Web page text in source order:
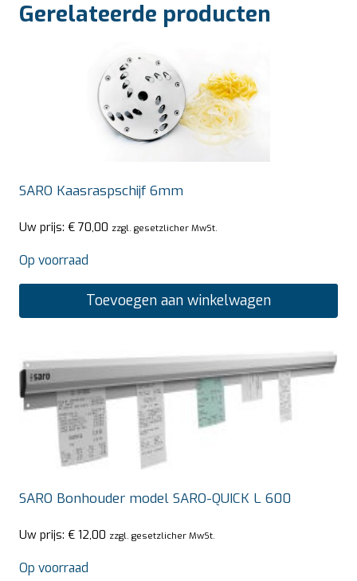
Gerelateerde producten
SARO Kaasraspschijf 6mm
Uw prijs: € 70,00 zzgl. gesetzlicher MwSt.
Op voorraad
Toevoegen aan winkelwagen
SARO Bonhouder model SARO-QUICK L 600
Uw prijs: € 12,00 zzgl. gesetzlicher MwSt.
Op voorraad